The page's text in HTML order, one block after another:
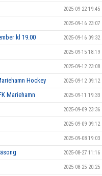
2025-09-22 19:45
2025-09-16 23:07
kl 19.00 2025-09-16 09:32
2025-09-15 18:19
2025-09-12 23:08
Hockey 2025-09-12 09:12
Mariehamn 2025-09-11 19:33
2025-09-09 23:36
2025-09-09 09:12
2025-09-08 19:03
2025-08-27 11:16
2025-08-25 20:25